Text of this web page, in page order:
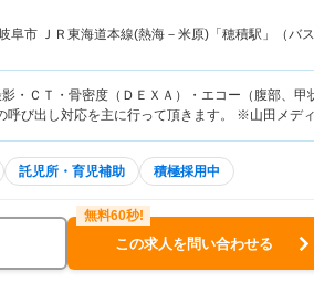
阜市 ＪＲ東海道本線(熱海－米原)「穂積駅」（バス
・ＣＴ・骨密度（ＤＥＸＡ）・エコー（腹部、
呼び出し対応を主に行って頂きます。 ※山田メデ
託児所・育児補助 積極採用中
この求人を問い合わせる